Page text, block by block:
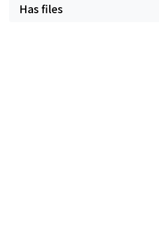
Has files